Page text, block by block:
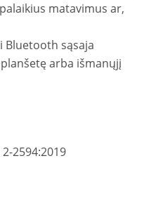
matavimus ar,
Bluetooth sąsaja
arba išmanųjį
2594:2019